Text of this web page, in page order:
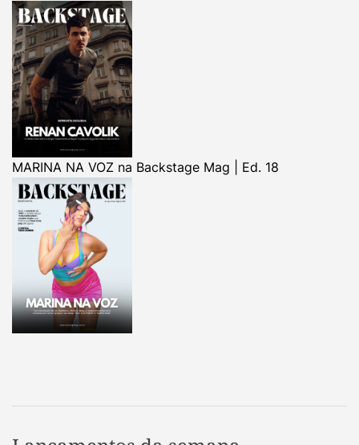
MARINA NA VOZ na Backstage Mag | Ed. 18